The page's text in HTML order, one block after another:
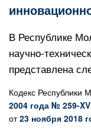
В Республике
научно-
представлена
Кодекс Республики
2004 года № 259-XV
от23 ноября 2018